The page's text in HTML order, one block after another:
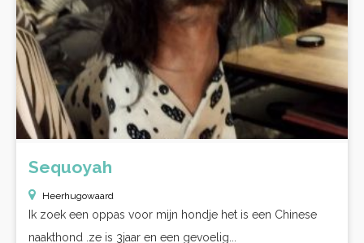
Sequoyah
Heerhugowaard
Ik zoek een oppas voor mijn hondje het is een Chinese
naakthond .ze is 3jaar en een gevoelig...